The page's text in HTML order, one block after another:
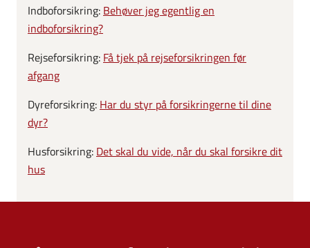
Indboforsikring: Behøver jeg egentlig en
indboforsikring?
Rejseforsikring: Få tjek på rejseforsikringen før
afgang
Dyreforsikring: Har du styr på forsikringerne til dine
dyr?
Husforsikring: Det skal du vide, når du skal forsikre dit
hus